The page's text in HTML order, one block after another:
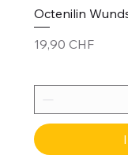
Octenilin
Preis
19,90 CHF